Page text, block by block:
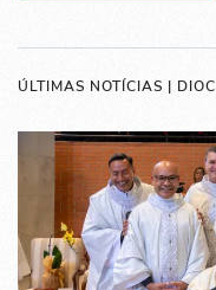
ÚLTIMAS NOTÍCIAS |